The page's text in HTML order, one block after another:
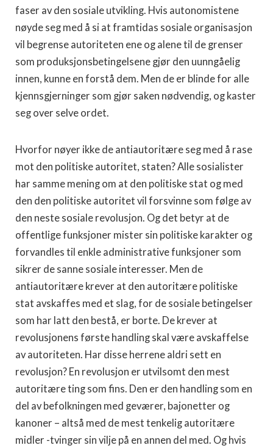
faser av den sosiale utvikling. Hvis autonomistene
nøyde seg med å si at framtidas sosiale organisasjon
vil begrense autoriteten ene og alene til de grenser
som produksjonsbetingelsene gjør den uunngåelig
innen, kunne en forstå dem. Men de er blinde for alle
kjennsgjerninger som gjør saken nødvendig, og kaster
seg over selve ordet.
Hvorfor nøyer ikke de antiautoritære seg med å rase
mot den politiske autoritet, staten? Alle sosialister
har samme mening om at den politiske stat og med
den den politiske autoritet vil forsvinne som følge av
den neste sosiale revolusjon. Og det betyr at de
offentlige funksjoner mister sin politiske karakter og
forvandles til enkle administrative funksjoner som
sikrer de sanne sosiale interesser. Men de
antiautoritære krever at den autoritære politiske
stat avskaffes med et slag, for de sosiale betingelser
som har latt den bestå, er borte. De krever at
revolusjonens første handling skal være avskaffelse
av autoriteten. Har disse herrene aldri sett en
revolusjon? En revolusjon er utvilsomt den mest
autoritære ting som fins. Den er den handling som en
del av befolkningen med geværer, bajonetter og
kanoner – altså med de mest tenkelig autoritære
midler -tvinger sin vilje på en annen del med. Og hvis